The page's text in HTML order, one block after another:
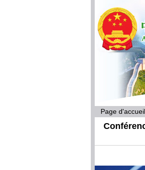
Page d'accueil